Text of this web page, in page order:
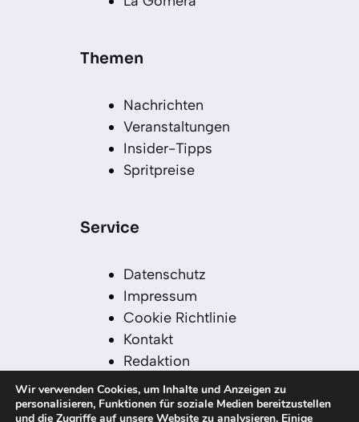
Themen
Nachrichten
Veranstaltungen
Insider-Tipps
Spritpreise
Service
Datenschutz
Impressum
Cookie Richtlinie
Kontakt
Redaktion
Redaktionelle Leitlinien
Sitemap
Wir verwenden Cookies, um Inhalte und Anzeigen zu
personalisieren, Funktionen für soziale Medien bereitzustellen
und die Zugriffe auf unsere Website zu analysieren. Einige